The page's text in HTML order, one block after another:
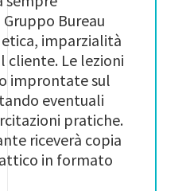
Bureau
imparzialità
cliente. Le lezioni
improntate sul
eventuali
pratiche.
riceverà copia
in formato